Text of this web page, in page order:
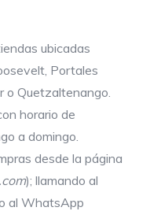
ubicadas
Portales
o Quetzaltenango.
horario de
a domingo.
desde la página
); llamando al
al WhatsApp